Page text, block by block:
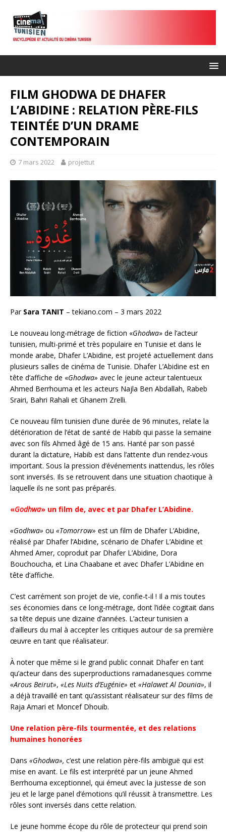
FILM GHODWA DE DHAFER
L’ABIDINE : RELATION PÈRE-FILS
TEINTÉE D’UN DRAME
CONTEMPORAIN
7 mars 2022 projettut
ParSara TANIT – tekiano.com – 3 mars 2022
Le nouveau long-métrage de fiction «Ghodwa» de l’acteur
tunisien, multi-primé et très populaire en Tunisie et dans le
monde arabe, Dhafer L’Abidine, est projeté actuellement dans
plusieurs salles de cinéma de Tunisie. Dhafer L’Abidine est en
tête d’affiche de «Ghodwa» avec le jeune acteur talentueux
Ahmed Berrhouma et les acteurs Najla Ben Abdallah, Rabeb
Srairi, Bahri Rahali et Ghanem Zrelli.
Ce nouveau film tunisien d’une durée de 96 minutes, relate la
détérioration de l’état de santé de Habib qui passe la semaine
avec son fils Ahmed âgé de 15 ans. Hanté par son passé
durant la dictature, Habib est dans l’attente d’un rendez-vous
important. Sous la pression d’événements inattendus, les rôles
sont inversés. Ils se retrouvent dans une situation chaotique à
laquelle ils ne sont pas préparés.
«Godhwa» un film de, avec et par Dhafer L’Abidine.
«Godhwa» ou «Tomorrow» est un film de Dhafer L’Abidine,
réalisé par Dhafer l’Abidine, scénario de Dhafer L’Abidine et
Ahmed Amer, coproduit par Dhafer L’Abidine, Dora
Bouchoucha, et Lina Chaabane et avec Dhafer L’Abidine en
tête d’affiche.
C’est carrément son projet de vie, confie-t-il ! Il a mis toutes
ses économies dans ce long-métrage, dont l’idée cogitait dans
sa tête depuis une dizaine d’années. L’acteur tunisien a
d’ailleurs du mal à accepter les critiques autour de sa première
œuvre en tant que réalisateur.
À noter que même si le grand public connait Dhafer en tant
qu’acteur dans des superproductions ramadanesques comme
«Arous Beirut», «Les Nuits d’Eugénie» et «Halawet Al Dounia», il
a déjà travaillé en tant qu’assistant réalisateur sur des films de
Raja Amari et Moncef Dhouib.
Une relation père-fils tourmentée, et des relations
humaines honorées
Dans «Ghodwa», c’est une relation père-fils ambiguë qui est
mise en avant. Le fils est interprété par un jeune Ahmed
Berrhouma exceptionnel, qui émeut avec la justesse de son
jeu et le large panel d’émotions qu’il réussit à transmettre. Les
rôles sont inversés dans cette relation.
Le jeune homme écope du rôle de protecteur qui prend soin